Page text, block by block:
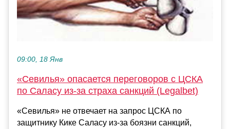
09:00, 18 Янв
«Севилья» опасается переговоров с ЦСКА
по Саласу из-за страха санкций (Legalbet)
«Севилья» не отвечает на запрос ЦСКА по
защитнику Кике Саласу из-за боязни санкций,